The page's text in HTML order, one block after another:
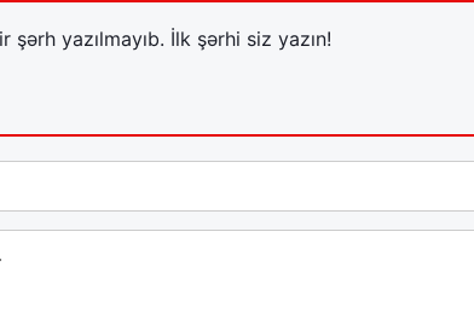
şərh yazılmayıb. İlk şərhi siz yazın!